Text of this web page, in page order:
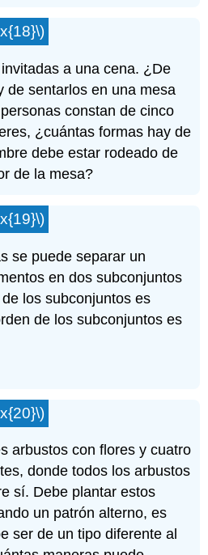
a una cena. ¿De
de sentarlos en una mesa
constan de cinco
¿cuántas formas hay de
debe estar rodeado de
de la mesa?
se puede separar un
en dos subconjuntos
los subconjuntos es
de los subconjuntos es
arbustos con flores y cuatro
donde todos los arbustos
sí. Debe plantar estos
un patrón alterno, es
ser de un tipo diferente al